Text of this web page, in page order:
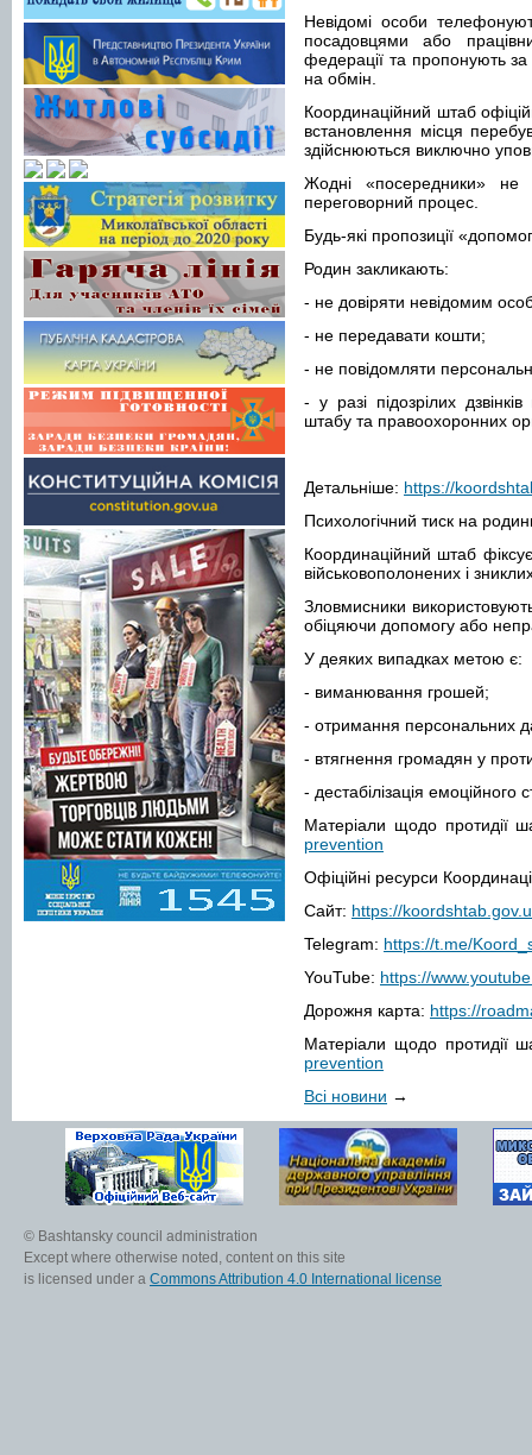
Невідомі особи
посадовцями або
федерації та пропонують
на обмін.
Координаційний штаб
встановлення місця
здійснюються виключно
Жодні «посередники»
переговорний процес.
Будь-які пропозиції
Родин закликають:
- не довіряти невідомим
- не передавати кошти;
- не повідомляти
- у разі підозрілих
штабу та правоохоронних
Детальніше: https://
Психологічний тиск на
Координаційний штаб
військовополонених і
Зловмисники
обіцяючи допомогу або
У деяких випадках метою є:
- виманювання грошей;
- отримання персональних
- втягнення громадян у
- дестабілізація емоційного
Матеріали щодо протидії
prevention
Офіційні ресурси
Сайт: https://
Telegram: https://t.me/
YouTube: https://
Дорожня карта: https://
Матеріали щодо протидії
prevention
Всі новини →
© Bashtansky council administration
Except where otherwise noted, content on this site
is licensed under a Commons Attribution 4.0 International license